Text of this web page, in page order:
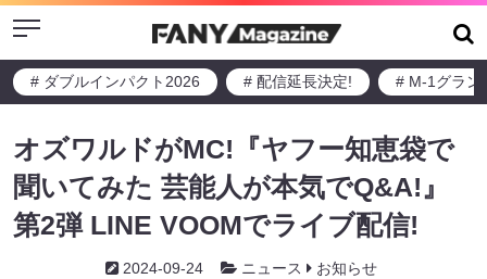
Menu
# ダブルインパクト2026 # 配信延長決定! # M-1グラン
オズワルドがMC!『ヤフー知恵袋で
聞いてみた 芸能人が本気でQ&A!』
第2弾 LINE VOOMでライブ配信!
2024-09-24 ニュース お知らせ